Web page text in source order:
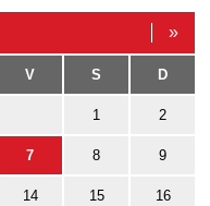
»
V S D
1 2
7 8 9
14 15 16